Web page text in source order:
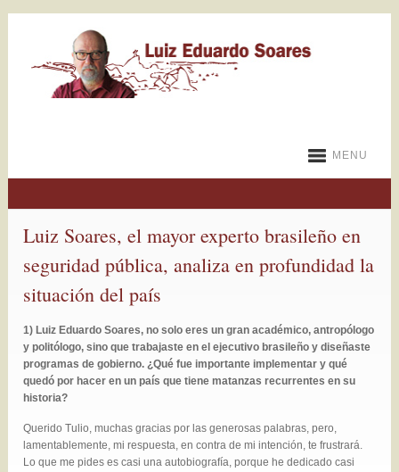
MENU
Luiz Soares, el mayor experto brasileño en
seguridad pública, analiza en profundidad la
situación del país
1) Luiz Eduardo Soares, no solo eres un gran académico, antropólogo
y politólogo, sino que trabajaste en el ejecutivo brasileño y diseñaste
programas de gobierno. ¿Qué fue importante implementar y qué
quedó por hacer en un país que tiene matanzas recurrentes en su
historia?
Querido Tulio, muchas gracias por las generosas palabras, pero,
lamentablemente, mi respuesta, en contra de mi intención, te frustrará.
Lo que me pides es casi una autobiografía, porque he dedicado casi